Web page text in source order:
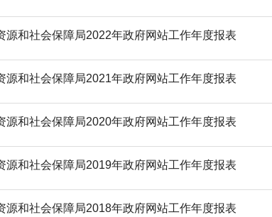
源和社会保障局2022年政府网站工作年度报表
源和社会保障局2021年政府网站工作年度报表
源和社会保障局2020年政府网站工作年度报表
源和社会保障局2019年政府网站工作年度报表
源和社会保障局2018年政府网站工作年度报表